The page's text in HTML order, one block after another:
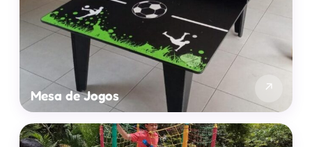
Mesa de Jogos ↗